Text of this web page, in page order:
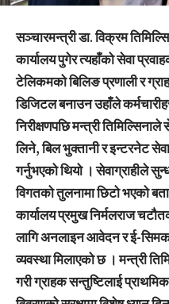
सञ्चारमन्त्री डा. विक्रम
कार्यालय पुगेर त्यहाँको सेवा
टेलिकमको बिलिङ प्रणाली र
डिजिटल बनाउन उहाँले
निरीक्षणपछि मन्त्री
लिने, बिल भुक्तानी र इन्टरनेट
गर्नुभएको थियो । सेवाग्राहीले
विगतको तुलनामा छिटो भएको
कार्यालय प्रमुख निर्मलराज
लागि अनलाइन आवेदन र ई-
व्यवस्था मिलाएको छ । मन्त्री
गरी ग्राहक सन्तुष्टिलाई